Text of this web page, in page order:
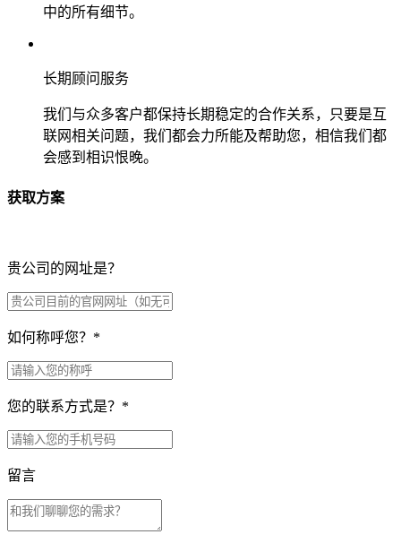
中的所有细节。
长期顾问服务
我们与众多客户都保持长期稳定的合作关系，只要是互
联网相关问题，我们都会力所能及帮助您，相信我们都
会感到相识恨晚。
获取方案
贵公司的网址是？
如何称呼您？ *
您的联系方式是？ *
留言